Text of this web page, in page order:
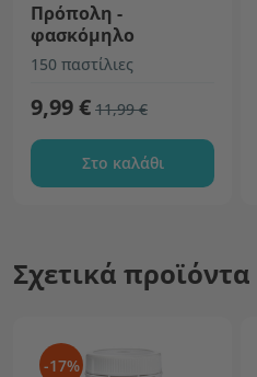
Πρόπολη -
φασκόμηλο
150 παστίλιες
9,99 € 11,99 €
Στο καλάθι
Σχετικά προϊόντα
-17%